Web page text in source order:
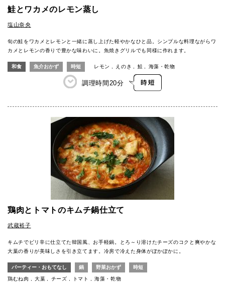
鮭とワカメのレモン蒸し
塩山奈央
旬の鮭をワカメとレモンと一緒に蒸し上げた軽やかなひと品。シンプルな料理ながらワ
カメとレモンの香りで豊かな味わいに。魚焼きグリルでも同様に作れます。
和食 魚介おかず 時短 レモン えのき 鮭 海藻・乾物
調理時間 20分
鶏肉とトマトのキムチ鍋仕立て
武蔵裕子
キムチでピリ辛に仕立てた韓国風、お手軽鍋。とろ～り溶けたチーズのコクと爽やかな
大葉の香りが美味しさを引き立てます。冷房で冷えた身体がぽかぽかに。
パーティー・おもてなし 鍋 野菜おかず 時短
鶏むね肉 大葉 チーズ トマト 海藻・乾物